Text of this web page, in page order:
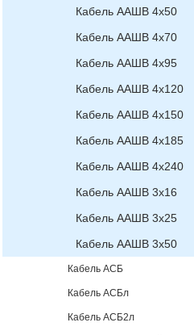
Кабель ААШВ 4х50
Кабель ААШВ 4х70
Кабель ААШВ 4х95
Кабель ААШВ 4х120
Кабель ААШВ 4х150
Кабель ААШВ 4х185
Кабель ААШВ 4х240
Кабель ААШВ 3х16
Кабель ААШВ 3х25
Кабель ААШВ 3х50
Кабель АСБ
Кабель АСБл
Кабель АСБ2л